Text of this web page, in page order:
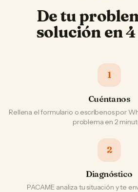
De tu
solución en 4
1
Cuéntanos
Rellena el formulario o escríbenos por
problema en 2
2
Diagnóstico
PACAME analiza tu situación y te